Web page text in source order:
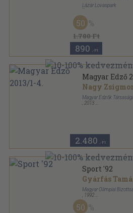
Lázár Lovaspark
Tűzött kötés
1.780 Ft
50
890 ,-Ft
Magyar Edző
Nagy
Magyar Edzők
2013
2.480 ,-Ft
Sport '92
Gyárfás
Magyar Olimpiai
1992
Fűzött kemény papírkötés
Sport sorozat
50